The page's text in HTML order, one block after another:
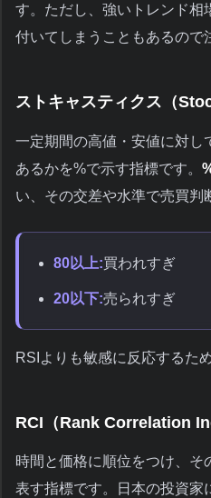
す。ただし、強いトレンド相
付いてしまうこともあるので
ストキャスティクス（
一定期間の高値・安値に対し
あるかを%で示す指標です。
い、その交差や水準で売買判
80以上:買われすぎ
20以下:売られすぎ
RSIよりも敏感に反応するた
RCI（Rank Correlation
時間と価格に順位をつけ、そ
表す指標です。日本の投資家